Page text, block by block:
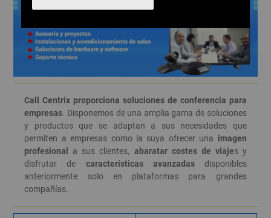
Call Centrix proporciona soluciones de conferencia para
empresas. Disponemos de una amplia gama de soluciones
y productos que se adaptan a sus necesidades que
permiten a empresas como la suya ofrecer una imagen
profesional
a sus clientes, abaratar costes de viajes y
disfrutar de características avanzadasdisponibles
anteriormente solo en plataformas para grandes
compañías.